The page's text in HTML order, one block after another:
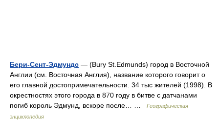
Бери-Сент-Эдмундс — (Bury St.Edmunds) город в Восточной
Англии (см. Восточная Англия), название которого говорит о
его главной достопримечательности. 34 тыс жителей (1998). В
окрестностях этого города в 870 году в битве с датчанами
погиб король Эдмунд, вскоре после… …
Географическая
энциклопедия